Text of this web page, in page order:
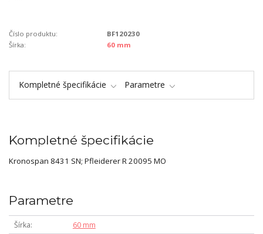
Číslo produktu:
BF120230
Šírka:
60 mm
Kompletné špecifikácie Parametre
Kompletné špecifikácie
Kronospan 8431 SN; Pfleiderer R 20095 MO
Parametre
Šírka 60 mm